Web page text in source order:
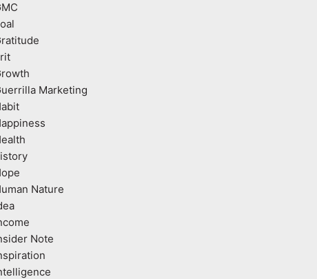
Marketing
Nature
Note